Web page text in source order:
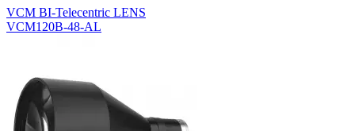
VCM BI-Telecentric LENS
VCM120B-48-AL